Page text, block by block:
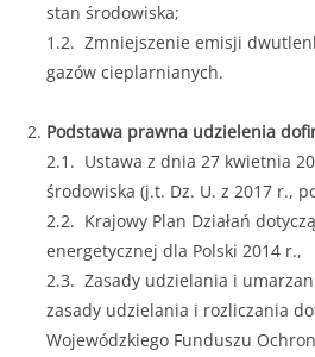
stan środowiska;
1.2. Zmniejszenie emisji
gazów cieplarnianych.
Podstawa prawna udzielenia
2.1. Ustawa z dnia 27 kwietnia
środowiska (j.t. Dz. U. z 2017 r.,
2.2. Krajowy Plan Działań
energetycznej dla Polski 2014 r.,
2.3. Zasady udzielania i
zasady udzielania i rozliczania
Wojewódzkiego Funduszu